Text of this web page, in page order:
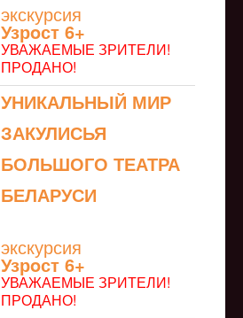
экскурсия
Узрoст 6+
УВАЖАЕМЫЕ ЗРИТЕЛИ!
ПРОДАНО!
УНИКАЛЬНЫЙ МИР
ЗАКУЛИСЬЯ
БОЛЬШОГО ТЕАТРА
БЕЛАРУСИ
экскурсия
Узрoст 6+
УВАЖАЕМЫЕ ЗРИТЕЛИ!
ПРОДАНО!